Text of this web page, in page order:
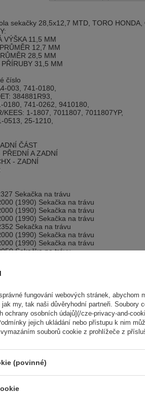
sekačky 28,5x12,7 MTD, TORO HONDA,
VÝŠKA 11,5 MM
12,7 MM
28,5 MM
PŘÍRUBY 31,5 MM
číslo
003, 741-0180,
384881R93,
0180, 741-0262, 9410180,
KEES: 1-1807, 7011807, 7011807YP,
0513, 25-1210,
ČÁST
A ZADNÍ
- ZADNÍ
Sekačka na trávu
(1990) Sekačka na trávu
(1990) Sekačka na trávu
(1990) Sekačka na trávu
Sekačka na trávu
(1990) Sekačka na trávu
(1990) Sekačka na trávu
Sekačka na trávu
(1990) Sekačka na trávu
Sekačka na trávu
Sekačka na trávu
(1990) Sekačka na trávu
(1990) Sekačka na trávu
(1990) Sekačka na trávu
(1991) Sekačka na trávu
(1992) Sekačka na trávu
(1992) Sekačka na trávu
(1992) Sekačka na trávu
fungování webových stránek,
my, tak naši důvěryhodní partneři.
ochrany osobních údajů](/cze-privacy-and-
jejich ukládání nebo přístupu k nim
souborů cookie z prohlížeče z
(povinné)